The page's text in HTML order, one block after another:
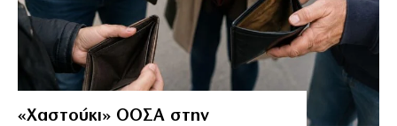
«Χαστούκι» ΟΟΣΑ στην